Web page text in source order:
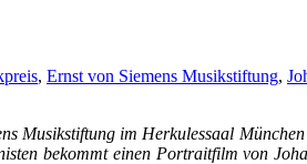
, Ernst von Siemens Musikstiftung,
Musikstiftung im Herkulessaal
bekommt einen Portraitfilm von